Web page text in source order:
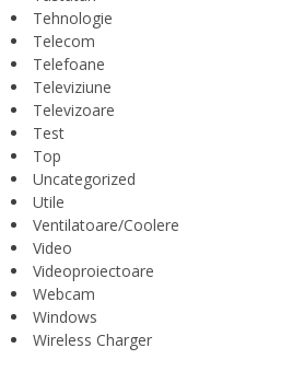
Tehnologie
Telecom
Telefoane
Televiziune
Televizoare
Test
Top
Uncategorized
Utile
Ventilatoare/Coolere
Video
Videoproiectoare
Webcam
Windows
Wireless Charger